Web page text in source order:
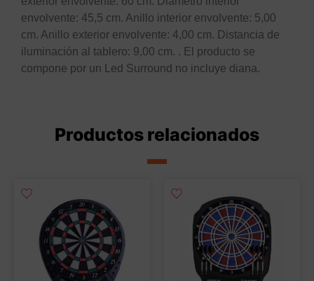
envolvente: 45,5 cm. Anillo interior envolvente: 5,00
cm. Anillo exterior envolvente: 4,00 cm. Distancia de
iluminación al tablero: 9,00 cm. . El producto se
compone por un Led Surround no incluye diana.
Productos relacionados